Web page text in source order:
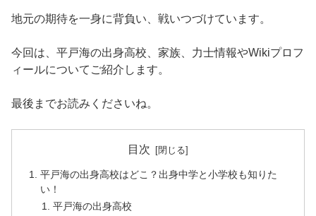
地元の期待を一身に背負い、戦いつづけています。
今回は、平戸海の出身高校、家族、力士情報やWikiプロフ
ィールについてご紹介します。
最後までお読みくださいね。
目次
平戸海の出身高校はどこ？出身中学と小学校も知りた
い！
平戸海の出身高校